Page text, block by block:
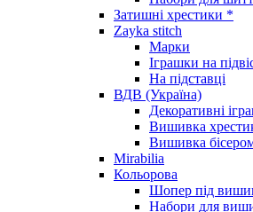
Затишні хрестики *
Zayka stitch
Марки
Іграшки на
На підставці
ВДВ (Україна)
Декоративні
Вишивка
Вишивка
Mirabilia
Кольорова
Шопер під
Набори для